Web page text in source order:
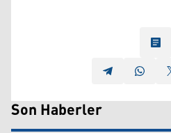
Son Haberler